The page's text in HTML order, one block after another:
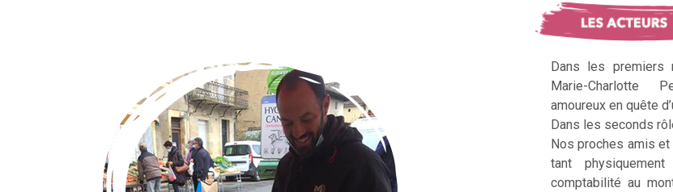
Dans les premiers
Marie-Charlotte
amoureux en quête
Dans les seconds
Nos proches amis
tant
comptabilité au